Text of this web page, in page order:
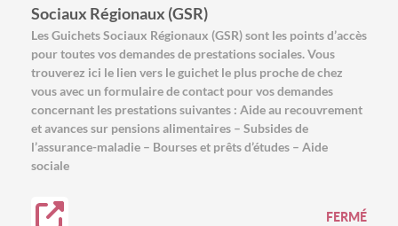
Sociaux Régionaux (GSR)
Les Guichets Sociaux Régionaux (GSR) sont les points d’accès
pour toutes vos demandes de prestations sociales. Vous
trouverez ici le lien vers le guichet le plus proche de chez
vous avec un formulaire de contact pour vos demandes
concernant les prestations suivantes : Aide au recouvrement
et avances sur pensions alimentaires – Subsides de
l’assurance-maladie – Bourses et prêts d’études – Aide
sociale
FERMÉ